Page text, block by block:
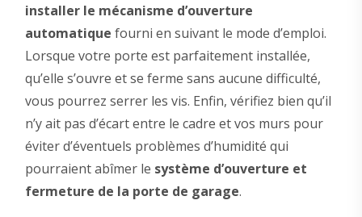
installer le mécanisme d’ouverture
automatique fourni en suivant le mode d’emploi.
Lorsque votre porte est parfaitement installée,
qu’elle s’ouvre et se ferme sans aucune difficulté,
vous pourrez serrer les vis. Enfin, vérifiez bien qu’il
n’y ait pas d’écart entre le cadre et vos murs pour
éviter d’éventuels problèmes d’humidité qui
pourraient abîmer le système d’ouverture et
fermeture de la porte de garage.